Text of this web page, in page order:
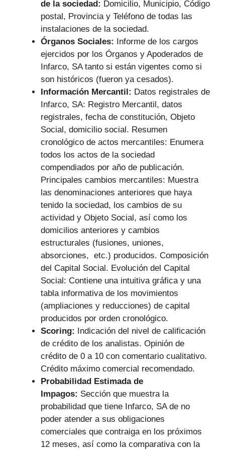
de la sociedad: Domicilio, Municipio, Código
postal, Provincia y Teléfono de todas las
instalaciones de la sociedad.
Órganos Sociales: Informe de los cargos
ejercidos por los Órganos y Apoderados de
Infarco, SA tanto si están vigentes como si
son históricos (fueron ya cesados).
Información Mercantil: Datos registrales de
Infarco, SA: Registro Mercantil, datos
registrales, fecha de constitución, Objeto
Social, domicilio social. Resumen
cronológico de actos mercantiles: Enumera
todos los actos de la sociedad
compendiados por año de publicación.
Principales cambios mercantiles: Muestra
las denominaciones anteriores que haya
tenido la sociedad, los cambios de su
actividad y Objeto Social, así como los
domicilios anteriores y cambios
estructurales (fusiones, uniones,
absorciones, etc.) producidos. Composición
del Capital Social. Evolución del Capital
Social: Contiene una intuitiva gráfica y una
tabla informativa de los movimientos
(ampliaciones y reducciones) de capital
producidos por orden cronológico.
Scoring: Indicación del nivel de calificación
de crédito de los analistas. Opinión de
crédito de 0 a 10 con comentario cualitativo.
Crédito máximo comercial recomendado.
Probabilidad Estimada de
Impagos: Sección que muestra la
probabilidad que tiene Infarco, SA de no
poder atender a sus obligaciones
comerciales que contraiga en los próximos
12 meses, así como la comparativa con la